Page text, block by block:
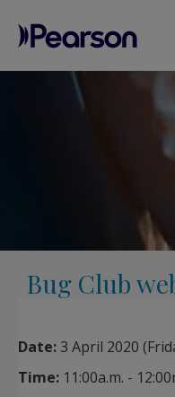
Pearson
Bug Club
Date:3 April 2020
Time: 11:00a.m. -